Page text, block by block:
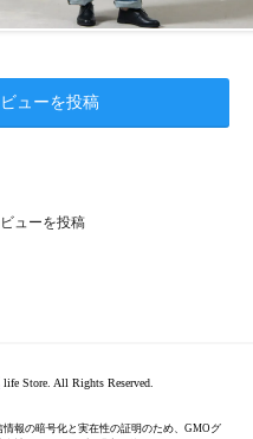
ューを投稿
ューを投稿
life Store. All Rights Reserved.
情報の暗号化と実在性の証明のため、GMOグ